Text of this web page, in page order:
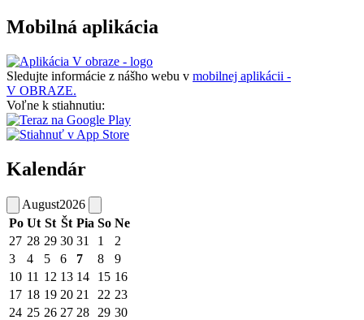
Mobilná aplikácia
Sledujte informácie z nášho webu v mobilnej aplikácii -
V OBRAZE.
Voľne k stiahnutiu:
Kalendár
August2026
Po Ut St Št Pia So Ne
27 28 29 30 31 1
2
3
4 5 6 7 8
9
10 11 12 13 14 15 16
17 18 19 20 21 22 23
24 25 26 27 28 29 30